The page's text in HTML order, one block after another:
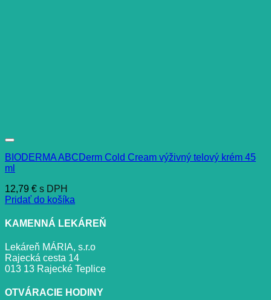
BIODERMA ABCDerm Cold Cream výživný telový krém 45
ml
12,79 € s DPH
Pridať do košíka
KAMENNÁ LEKÁREŇ
Lekáreň MÁRIA, s.r.o
Rajecká cesta 14
013 13 Rajecké Teplice
OTVÁRACIE HODINY